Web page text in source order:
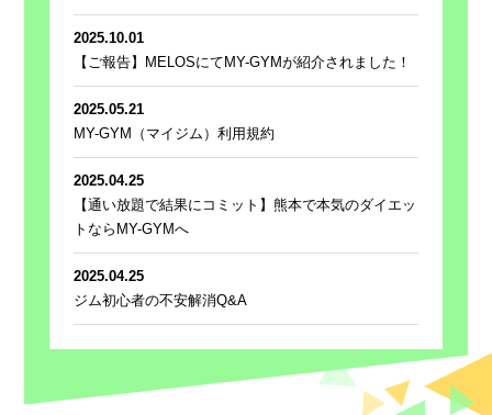
2025.10.01
【ご報告】MELOSにてMY-GYMが紹介されました！
2025.05.21
MY-GYM（マイジム）利用規約
2025.04.25
【通い放題で結果にコミット】熊本で本気のダイエッ
トならMY-GYMへ
2025.04.25
ジム初心者の不安解消Q&A